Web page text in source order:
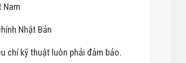
Nam
Nhật Bản
chí kỹ thuật luôn phải đảm bảo.